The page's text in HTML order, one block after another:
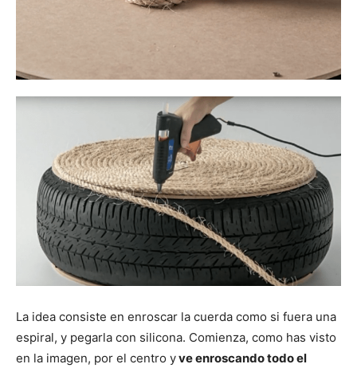
La idea consiste en enroscar la cuerda como si fuera una
espiral, y pegarla con silicona. Comienza, como has visto
en la imagen, por el centro yve enroscando todo el